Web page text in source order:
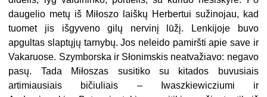
daugelio metų iš Miłoszo laiškų Herbertui sužinojau, kad
tuomet jis išgyveno gilų nervinį lūžį. Lenkijoje buvo
apgultas slaptųjų tarnybų. Jos neleido pamiršti apie save ir
Vakaruose. Szymborska ir Słonimskis neatvažiavo: negavo
pasų. Tada Miłoszas susitiko su kitados buvusiais
artimiausiais bičiuliais – Iwaszkiewicziumi ir